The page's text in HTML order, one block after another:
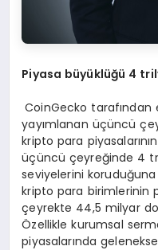
Piyasa büyüklüğü 4
CoinGecko tarafından
yayımlanan üçüncü
kripto para
üçüncü çeyreğinde 4
seviyelerini
kripto para birimlerinin
çeyrekte 44,5 milyar
Özellikle kurumsal
piyasalarında